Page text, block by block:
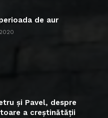
de aur
și Pavel, despre
a creștinătății